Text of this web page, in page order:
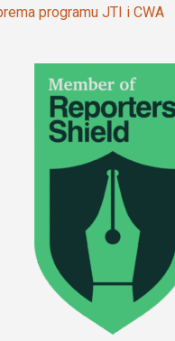
programu JTI i CWA